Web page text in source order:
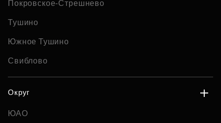
Покровское-Стрешнево
Тушино
Южное Тушино
Свиблово
Округ
ЮАО